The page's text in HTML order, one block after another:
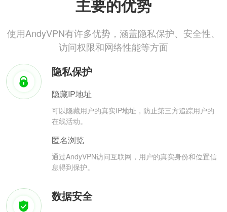
主要的优势
使用AndyVPN有许多优势，涵盖隐私保护、安全性、
访问权限和网络性能等方面
隐私保护
隐藏IP地址
可以隐藏用户的真实IP地址，防止第三方追踪用户的
在线活动。
匿名浏览
通过AndyVPN访问互联网，用户的真实身份和位置信
息得到保护。
数据安全